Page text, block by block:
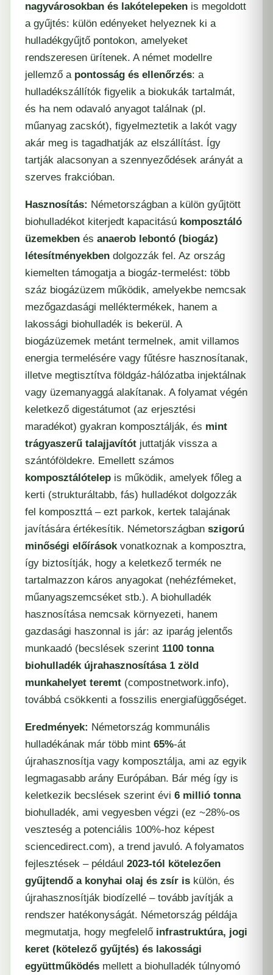
nagyvárosokban és lakótelepeken is megoldott
a gyűjtés: külön edényeket helyeznek ki a
hulladékgyűjtő pontokon, amelyeket
rendszeresen ürítenek. A német modellre
jellemző a pontosság és ellenőrzés: a
hulladékszállítók figyelik a biokukák tartalmát,
és ha nem odavaló anyagot találnak (pl.
műanyag zacskót), figyelmeztetik a lakót vagy
akár meg is tagadhatják az elszállítást. Így
tartják alacsonyan a szennyeződések arányát a
szerves frakcióban.
Hasznosítás: Németországban a külön gyűjtött
biohulladékot kiterjedt kapacitású komposztáló
üzemekben és anaerob lebontó (biogáz)
létesítményekben dolgozzák fel. Az ország
kiemelten támogatja a biogáz-termelést: több
száz biogázüzem működik, amelyekbe nemcsak
mezőgazdasági melléktermékek, hanem a
lakossági biohulladék is bekerül. A
biogázüzemek metánt termelnek, amit villamos
energia termelésére vagy fűtésre hasznosítanak,
illetve megtisztítva földgáz-hálózatba injektálnak
vagy üzemanyaggá alakítanak. A folyamat végén
keletkező digestátumot (az erjesztési
maradékot) gyakran komposztálják, és mint
trágyaszerű talajjavítót juttatják vissza a
szántóföldekre. Emellett számos
komposztálótelep is működik, amelyek főleg a
kerti (strukturáltabb, fás) hulladékot dolgozzák
fel komposzttá – ezt parkok, kertek talajának
javítására értékesítik. Németországban szigorú
minőségi előírásokvonatkoznak a komposztra,
így biztosítják, hogy a keletkező termék ne
tartalmazzon káros anyagokat (nehézfémeket,
műanyagszemcséket stb.). A biohulladék
hasznosítása nemcsak környezeti, hanem
gazdasági haszonnal is jár: az iparág jelentős
munkaadó (becslések szerint 1100 tonna
biohulladék újrahasznosítása 1 zöld
munkahelyet teremt (​compostnetwork.info),
továbbá csökkenti a fosszilis energiafüggőséget.
Eredmények: Németország kommunális
hulladékának már több mint 65%-át
újrahasznosítja vagy komposztálja, ami az egyik
legmagasabb arány Európában. Bár még így is
keletkezik becslések szerint évi 6 millió tonna
biohulladék, ami vegyesben végzi (ez ~28%-os
veszteség a potenciális 100%-hoz képest ​
sciencedirect.com), a trend javuló. A folyamatos
fejlesztések – például 2023-tól kötelezően
gyűjtendő a konyhai olaj és zsír is külön, és
újrahasznosítják biodízellé – tovább javítják a
rendszer hatékonyságát. Németország példája
megmutatja, hogy megfelelő infrastruktúra, jogi
keret (kötelező gyűjtés) és lakossági
együttműködés mellett a biohulladék túlnyomó